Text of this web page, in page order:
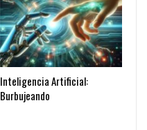
Inteligencia Artificial:
Burbujeando